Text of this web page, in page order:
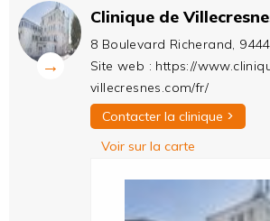
→
Clinique de
8 Boulevard Richerand,
Site web : https://
villecresnes.com/fr/
Contacter la clinique >
Voir sur la carte